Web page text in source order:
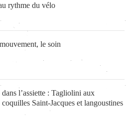
rythme du vélo
le soin
l’assiette : Tagliolini aux
coquilles Saint-Jacques et langoustines